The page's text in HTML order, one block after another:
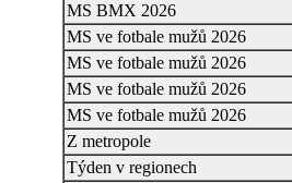
MS BMX 2026
MS ve fotbale mužů 2026
MS ve fotbale mužů 2026
MS ve fotbale mužů 2026
MS ve fotbale mužů 2026
Z metropole
Týden v regionech